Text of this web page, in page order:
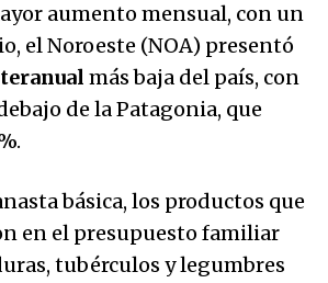
aumento mensual, con un
el Noroeste (NOA) presentó
más baja del país, con
de la Patagonia, que
básica, los productos que
en el presupuesto familiar
tubérculos y legumbres